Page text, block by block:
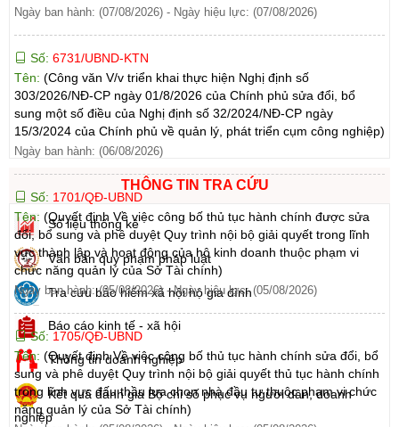
Ngày ban hành: (07/08/2026) - Ngày hiệu lực: (07/08/2026)
Số: 6731/UBND-KTN
Tên: (Công văn V/v triển khai thực hiện Nghị định số
303/2026/NĐ-CP ngày 01/8/2026 của Chính phủ sửa đổi, bổ
sung một số điều của Nghị định số 32/2024/NĐ-CP ngày
15/3/2024 của Chính phủ về quản lý, phát triển cụm công nghiệp)
Ngày ban hành: (06/08/2026)
Số: 1701/QĐ-UBND
Tên: (Quyết định Về việc công bố thủ tục hành chính được sửa
đổi, bổ sung và phê duyệt Quy trình nội bộ giải quyết trong lĩnh
vực thành lập và hoạt động của hộ kinh doanh thuộc phạm vi
chức năng quản lý của Sở Tài chính)
Ngày ban hành: (05/08/2026) -Ngày hiệu lực: (05/08/2026)
Số: 1705/QĐ-UBND
Tên: (Quyết định Về việc công bố thủ tục hành chính sửa đổi, bổ
sung và phê duyệt Quy trình nội bộ giải quyết thủ tục hành chính
trong lĩnh vực đấu thầu lựa chọn nhà đầu tư thuộc phạm vi chức
năng quản lý của Sở Tài chính)
THÔNG TIN TRA CỨU
Số liệu thống kê
Văn bản quy phạm pháp luật
Tra cứu bảo hiểm xã hội hộ gia đình
Báo cáo kinh tế - xã hội
Thông tin doanh nghiệp
Kết quả đánh giá Bộ chỉ số phục vụ người dân, doanh
nghiệp